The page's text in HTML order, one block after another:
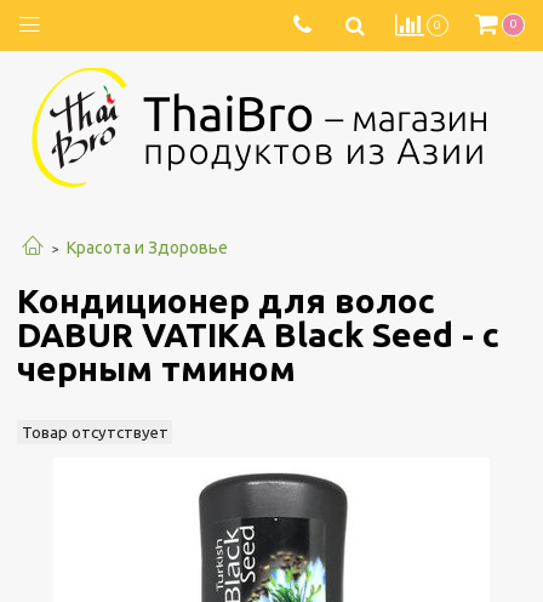
0 0
Красота и Здоровье
Кондиционер для волос
DABUR VATIKA Black Seed - с
черным тмином
Товар отсутствует